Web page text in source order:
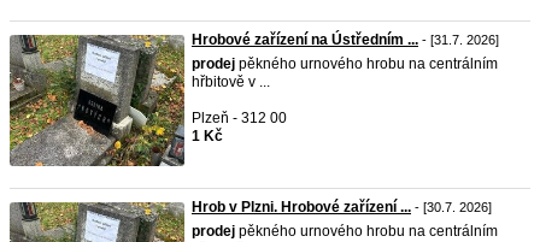
Hrobové zařízení na Ústředním ... - [31.7. 2026]
prodej pěkného urnového hrobu na centrálním
hřbitově v ...
Plzeň - 312 00
1 Kč
Hrob v Plzni. Hrobové zařízení ... - [30.7. 2026]
prodej pěkného urnového hrobu na centrálním